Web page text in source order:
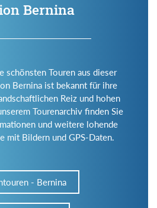
Bernina
schönsten Touren aus dieser
Bernina ist bekannt für ihre
Reiz und hohen
Tourenarchiv finden Sie
und weitere lohende
mit Bildern und GPS-Daten.
- Bernina